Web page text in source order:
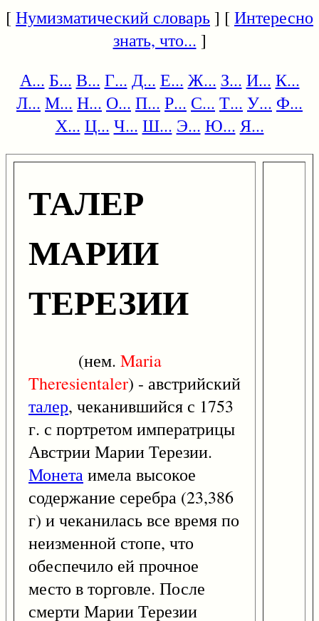
[Нумизматический словарь] [Интересно
знать, что... ]
А... Б... В... Г... Д... Е... Ж... З... И... К...
Л... М... Н... О... П... Р... С... Т... У... Ф...
Х... Ц... Ч... Ш... Э... Ю... Я...
ТАЛЕР
МАРИИ
ТЕРЕЗИИ
(нем. Maria
Theresientaler) - австрийский
талер, чеканившийся с 1753
г. с портретом императрицы
Австрии Марии Терезии.
Монетаимела высокое
содержание серебра (23,386
г) и чеканилась все время по
неизменной стопе, что
обеспечило ей прочное
место в торговле. После
смерти Марии Терезии